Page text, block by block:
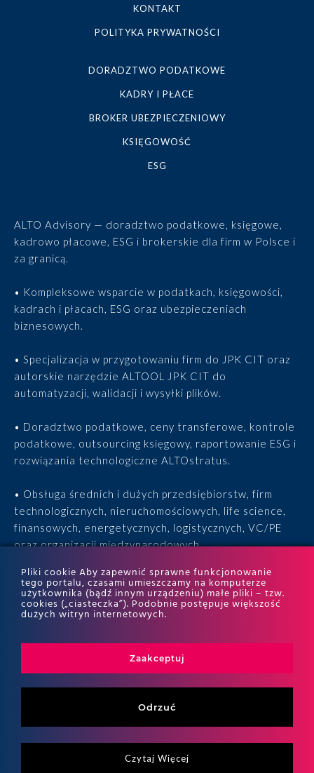
KONTAKT
POLITYKA PRYWATNOŚCI
DORADZTWO PODATKOWE
KADRY I PŁACE
BROKER UBEZPIECZENIOWY
KSIĘGOWOŚĆ
ESG
ALTO Advisory — doradztwo podatkowe, księgowe,
kadrowo płacowe, ESG i brokerskie dla firm w Polsce i
za granicą.
• Kompleksowe wsparcie w podatkach, księgowości,
kadrach i płacach, ESG oraz ubezpieczeniach
biznesowych.
• Specjalizacja w przygotowaniu firm do JPK CIT oraz
autorskie narzędzie ALTOOL JPK CIT do
automatyzacji, walidacji i wysyłki plików.
• Doradztwo podatkowe, ceny transferowe, kontrole
podatkowe, outsourcing księgowy, raportowanie ESG i
rozwiązania technologiczne ALTOstratus.
• Obsługa średnich i dużych przedsiębiorstw, firm
technologicznych, nieruchomościowych, life science,
finansowych, energetycznych, logistycznych, VC/PE
oraz organizacji międzynarodowych.
• 15 lat doświadczenia, 170 ekspertów, tysiące
zrealizowanych projektów i wyróżnienia w rankingach
ITR World Tax i ITR World TP.
Pliki cookie Aby zapewnić sprawne funkcjonowanie
tego portalu, czasami umieszczamy na komputerze
użytkownika (bądź innym urządzeniu) małe pliki – tzw.
cookies („ciasteczka”). Podobnie postępuje większość
dużych witryn internetowych.
Zaakceptuj
Odrzuć
Czytaj Więcej